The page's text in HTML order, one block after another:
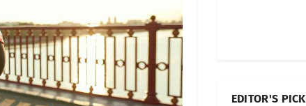
EDITOR'S PICK